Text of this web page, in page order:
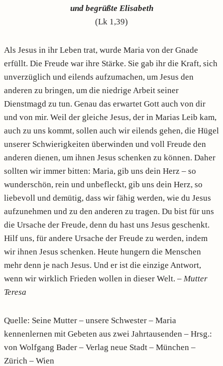
und begrüßte Elisabeth
(Lk 1,39)
Als Jesus in ihr Leben trat, wurde Maria von der Gnade
erfüllt. Die Freude war ihre Stärke. Sie gab ihr die Kraft, sich
unverzüglich und eilends aufzumachen, um Jesus den
anderen zu bringen, um die niedrige Arbeit seiner
Dienstmagd zu tun. Genau das erwartet Gott auch von dir
und von mir. Weil der gleiche Jesus, der in Marias Leib kam,
auch zu uns kommt, sollen auch wir eilends gehen, die Hügel
unserer Schwierigkeiten überwinden und voll Freude den
anderen dienen, um ihnen Jesus schenken zu können. Daher
sollten wir immer bitten: Maria, gib uns dein Herz – so
wunderschön, rein und unbefleckt, gib uns dein Herz, so
liebevoll und demütig, dass wir fähig werden, wie du Jesus
aufzunehmen und zu den anderen zu tragen. Du bist für uns
die Ursache der Freude, denn du hast uns Jesus geschenkt.
Hilf uns, für andere Ursache der Freude zu werden, indem
wir ihnen Jesus schenken. Heute hungern die Menschen
mehr denn je nach Jesus. Und er ist die einzige Antwort,
wenn wir wirklich Frieden wollen in dieser Welt. – Mutter
Teresa
Quelle: Seine Mutter – unsere Schwester – Maria
kennenlernen mit Gebeten aus zwei Jahrtausenden – Hrsg.:
von Wolfgang Bader – Verlag neue Stadt – München –
Zürich – Wien